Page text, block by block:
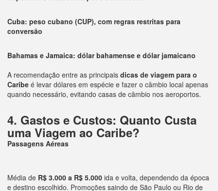
Cuba: peso cubano (CUP), com regras restritas para
conversão
Bahamas e Jamaica: dólar bahamense e dólar jamaicano
A recomendação entre as principais dicas de viagem para o
Caribe é levar dólares em espécie e fazer o câmbio local apenas
quando necessário, evitando casas de câmbio nos aeroportos.
4. Gastos e Custos: Quanto Custa
uma Viagem ao Caribe?
Passagens Aéreas
Média de R$ 3.000 a R$ 5.000 ida e volta, dependendo da época
e destino escolhido. Promoções saindo de São Paulo ou Rio de